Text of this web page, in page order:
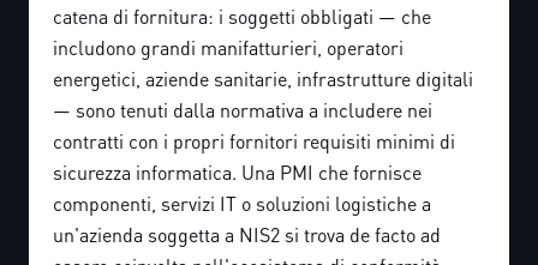
catena di fornitura: i soggetti obbligati — che
includono grandi manifatturieri, operatori
energetici, aziende sanitarie, infrastrutture digitali
— sono tenuti dalla normativa a includere nei
contratti con i propri fornitori requisiti minimi di
sicurezza informatica. Una PMI che fornisce
componenti, servizi IT o soluzioni logistiche a
un'azienda soggetta a NIS2 si trova de facto ad